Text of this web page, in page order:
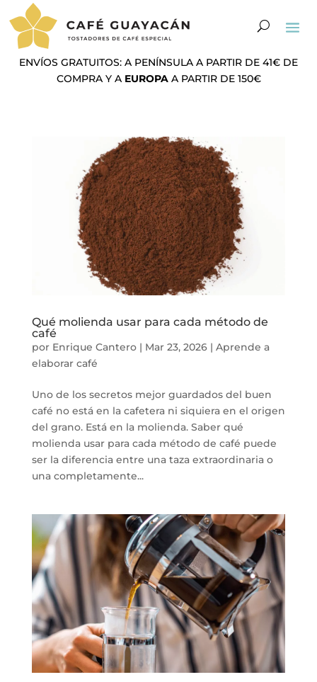
ENVÍOS GRATUITOS: A PENÍNSULA A PARTIR DE 41€ DE
COMPRA Y A EUROPAA PARTIR DE 150€
Qué molienda usar para cada método de
café
por Enrique Cantero| Mar 23, 2026| Aprende a
elaborar café
Uno de los secretos mejor guardados del buen
café no está en la cafetera ni siquiera en el origen
del grano. Está en la molienda. Saber qué
molienda usar para cada método de café puede
ser la diferencia entre una taza extraordinaria o
una completamente...